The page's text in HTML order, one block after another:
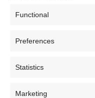
Functional
Preferences
Statistics
Marketing